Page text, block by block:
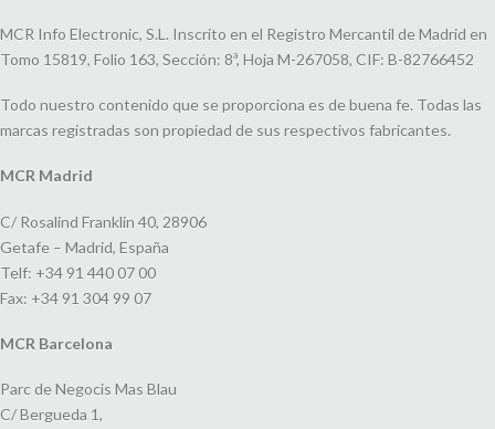
MCR Info Electronic, S.L. Inscrito en el Registro Mercantil de Madrid en
Tomo 15819, Folio 163, Sección: 8ª, Hoja M-267058, CIF: B-82766452
Todo nuestro contenido que se proporciona es de buena fe. Todas las
marcas registradas son propiedad de sus respectivos fabricantes.
MCR Madrid
C/ Rosalind Franklin 40, 28906
Getafe – Madrid, España
Telf: +34 91 440 07 00
Fax: +34 91 304 99 07
MCR Barcelona
Parc de Negocis Mas Blau
C/ Bergueda 1,